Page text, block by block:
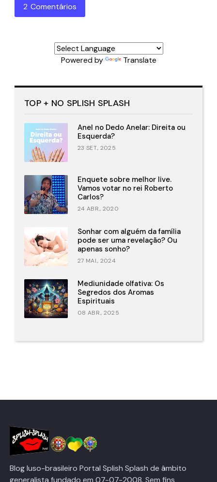
2 Comentários
Powered by Translate
TOP + NO SPLISH SPLASH
Anel no Dedo Anelar: Direita ou
Esquerda?
23 SET., 2025
Enquete sobre melhor live.
Vamos votar no rei Roberto
Carlos?
24 ABR., 2020
Sonhar com alguém da família
pode ser uma revelação? Ou
apenas sonho?
27 MAI., 2024
Mediunidade olfativa: Os
Segredos dos Aromas
Espirituais
08 ABR., 2025
Blog luso-brasileiro Portal Splish Splash de âmbito